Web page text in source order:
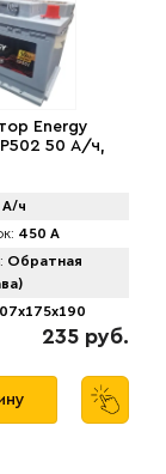
Energy
50 А/ч,
А/ч
450 А
Обратная
235 руб.